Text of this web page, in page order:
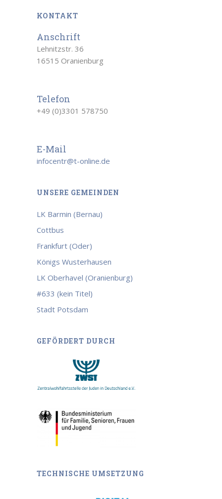
KONTAKT
Anschrift
Lehnitzstr. 36
16515 Oranienburg
Telefon
+49 (0)3301 578750
E-Mail
infocentr@t-online.de
UNSERE GEMEINDEN
LK Barmin (Bernau)
Cottbus
Frankfurt (Oder)
Königs Wusterhausen
LK Oberhavel (Oranienburg)
#633 (kein Titel)
Stadt Potsdam
GEFÖRDERT DURCH
TECHNISCHE UMSETZUNG